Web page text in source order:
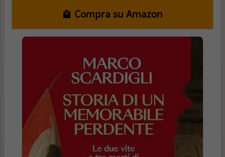
Compra su Amazon